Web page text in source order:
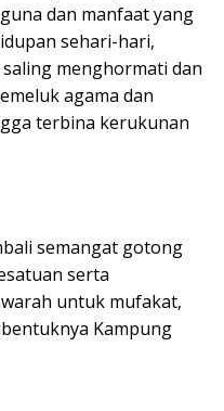
dan manfaat yang
sehari-hari,
menghormati dan
agama dan
terbina kerukunan
semangat gotong
serta
untuk mufakat,
Kampung